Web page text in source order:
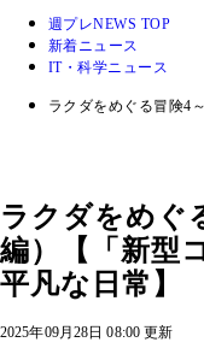
週プレNEWS TOP
新着ニュース
IT・科学ニュース
ラクダをめぐる冒険4
ラクダをめぐ
編）【「新型
平凡な日常】
2025年09月28日 08:00 更新